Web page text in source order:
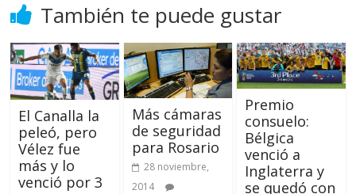
También te puede gustar
El Canalla la
peleó, pero
Vélez fue
más y lo
venció por 3
Más cámaras
de seguridad
para Rosario
28 noviembre,
2014
Premio
consuelo:
Bélgica
venció a
Inglaterra y
se quedó con